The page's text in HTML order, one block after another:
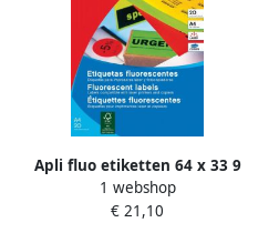
Apli fluo etiketten 64 x 33 9
mm (b x h) groen
1 webshop
€ 21,10